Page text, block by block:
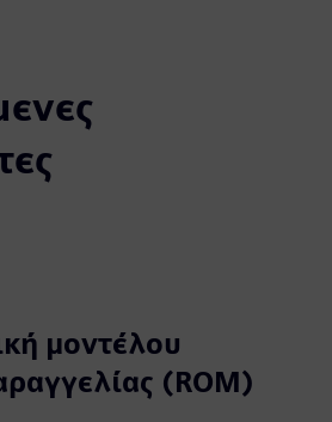
μοντέλου
(ROM)